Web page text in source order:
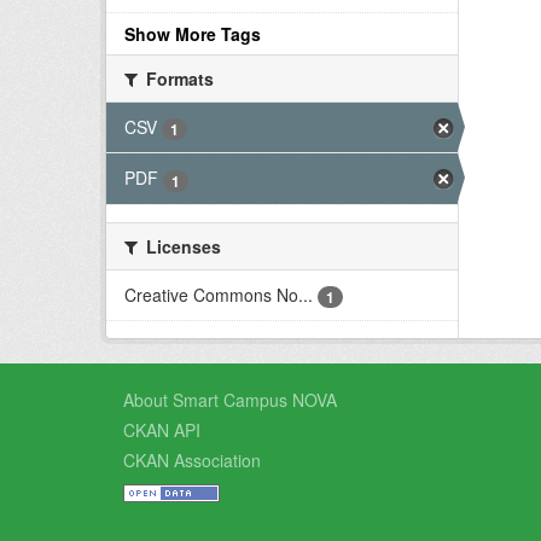
Show More Tags
Formats
CSV
1
PDF 1
Licenses
Creative Commons No...
1
About Smart Campus NOVA
CKAN API
CKAN Association